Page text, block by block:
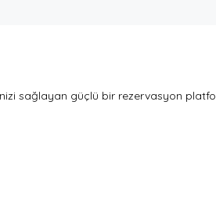
sağlayan güçlü bir rezervasyon